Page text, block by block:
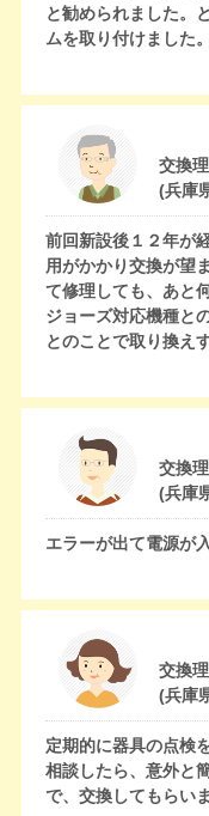
と勧められました。
ムを取り付けました。
交換理
(兵庫
前回新設後１２年が
用がかかり交換が望
て修理しても、あと
ジョーズ対応機種と
とのことで取り換え
交換理
(兵庫
エラーが出て電源が
交換理
(兵庫
定期的に器具の点検
相談したら、意外と
で、交換してもらい